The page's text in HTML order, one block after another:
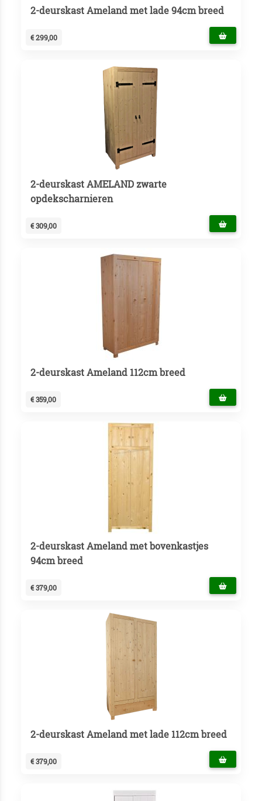
2-deurskast Ameland met lade 94cm breed
€ 299,00
2-deurskast AMELAND zwarte
opdekscharnieren
€ 309,00
2-deurskast Ameland 112cm breed
€ 359,00
2-deurskast Ameland met bovenkastjes
94cm breed
€ 379,00
2-deurskast Ameland met lade 112cm breed
€ 379,00